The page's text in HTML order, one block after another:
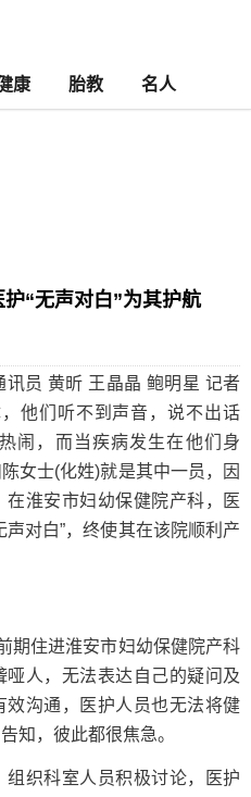
康 胎教 名人
“无声对白”为其护航
员 黄昕 王晶晶 鲍明星 记者
他们听不到声音，说不出话
闹，而当疾病发生在他们身
女士(化姓)就是其中一员，因
淮安市妇幼保健院产科，医
对白”，终使其在该院顺利产
期住进淮安市妇幼保健院产科
人，无法表达自己的疑问及
沟通，医护人员也无法将健
知，彼此都很焦急。
织科室人员积极讨论，医护